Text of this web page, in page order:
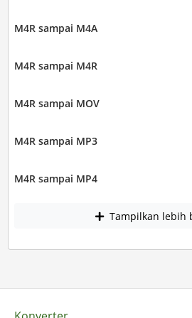
M4R sampai M4A
M4R sampai M4R
M4R sampai MOV
M4R sampai MP3
M4R sampai MP4
Tampilkan lebih